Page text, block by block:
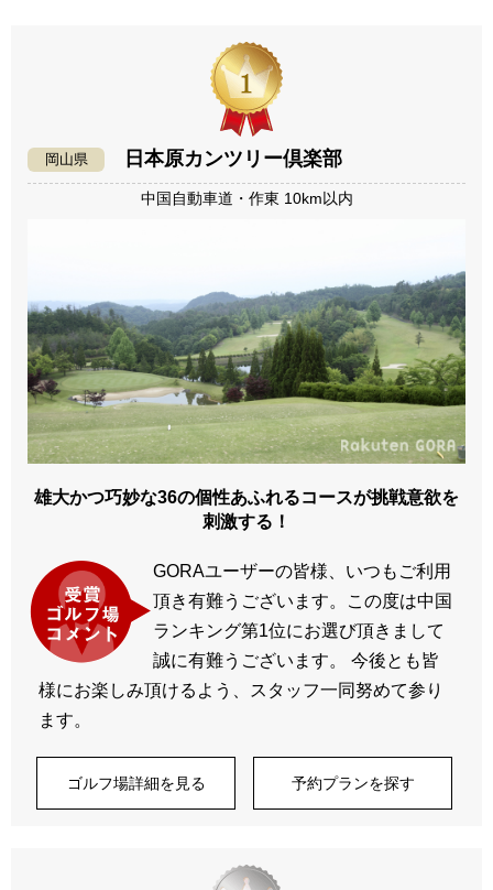
岡山県 日本原カンツリー倶楽部
中国自動車道・作東 10km以内
雄大かつ巧妙な36の個性あふれるコースが挑戦意欲を
刺激する！
GORAユーザーの皆様、いつもご利用
頂き有難うございます。この度は中国
ランキング第1位にお選び頂きまして
誠に有難うございます。 今後とも皆
様にお楽しみ頂けるよう、スタッフ一同努めて参り
ます。
ゴルフ場詳細を見る 予約プランを探す